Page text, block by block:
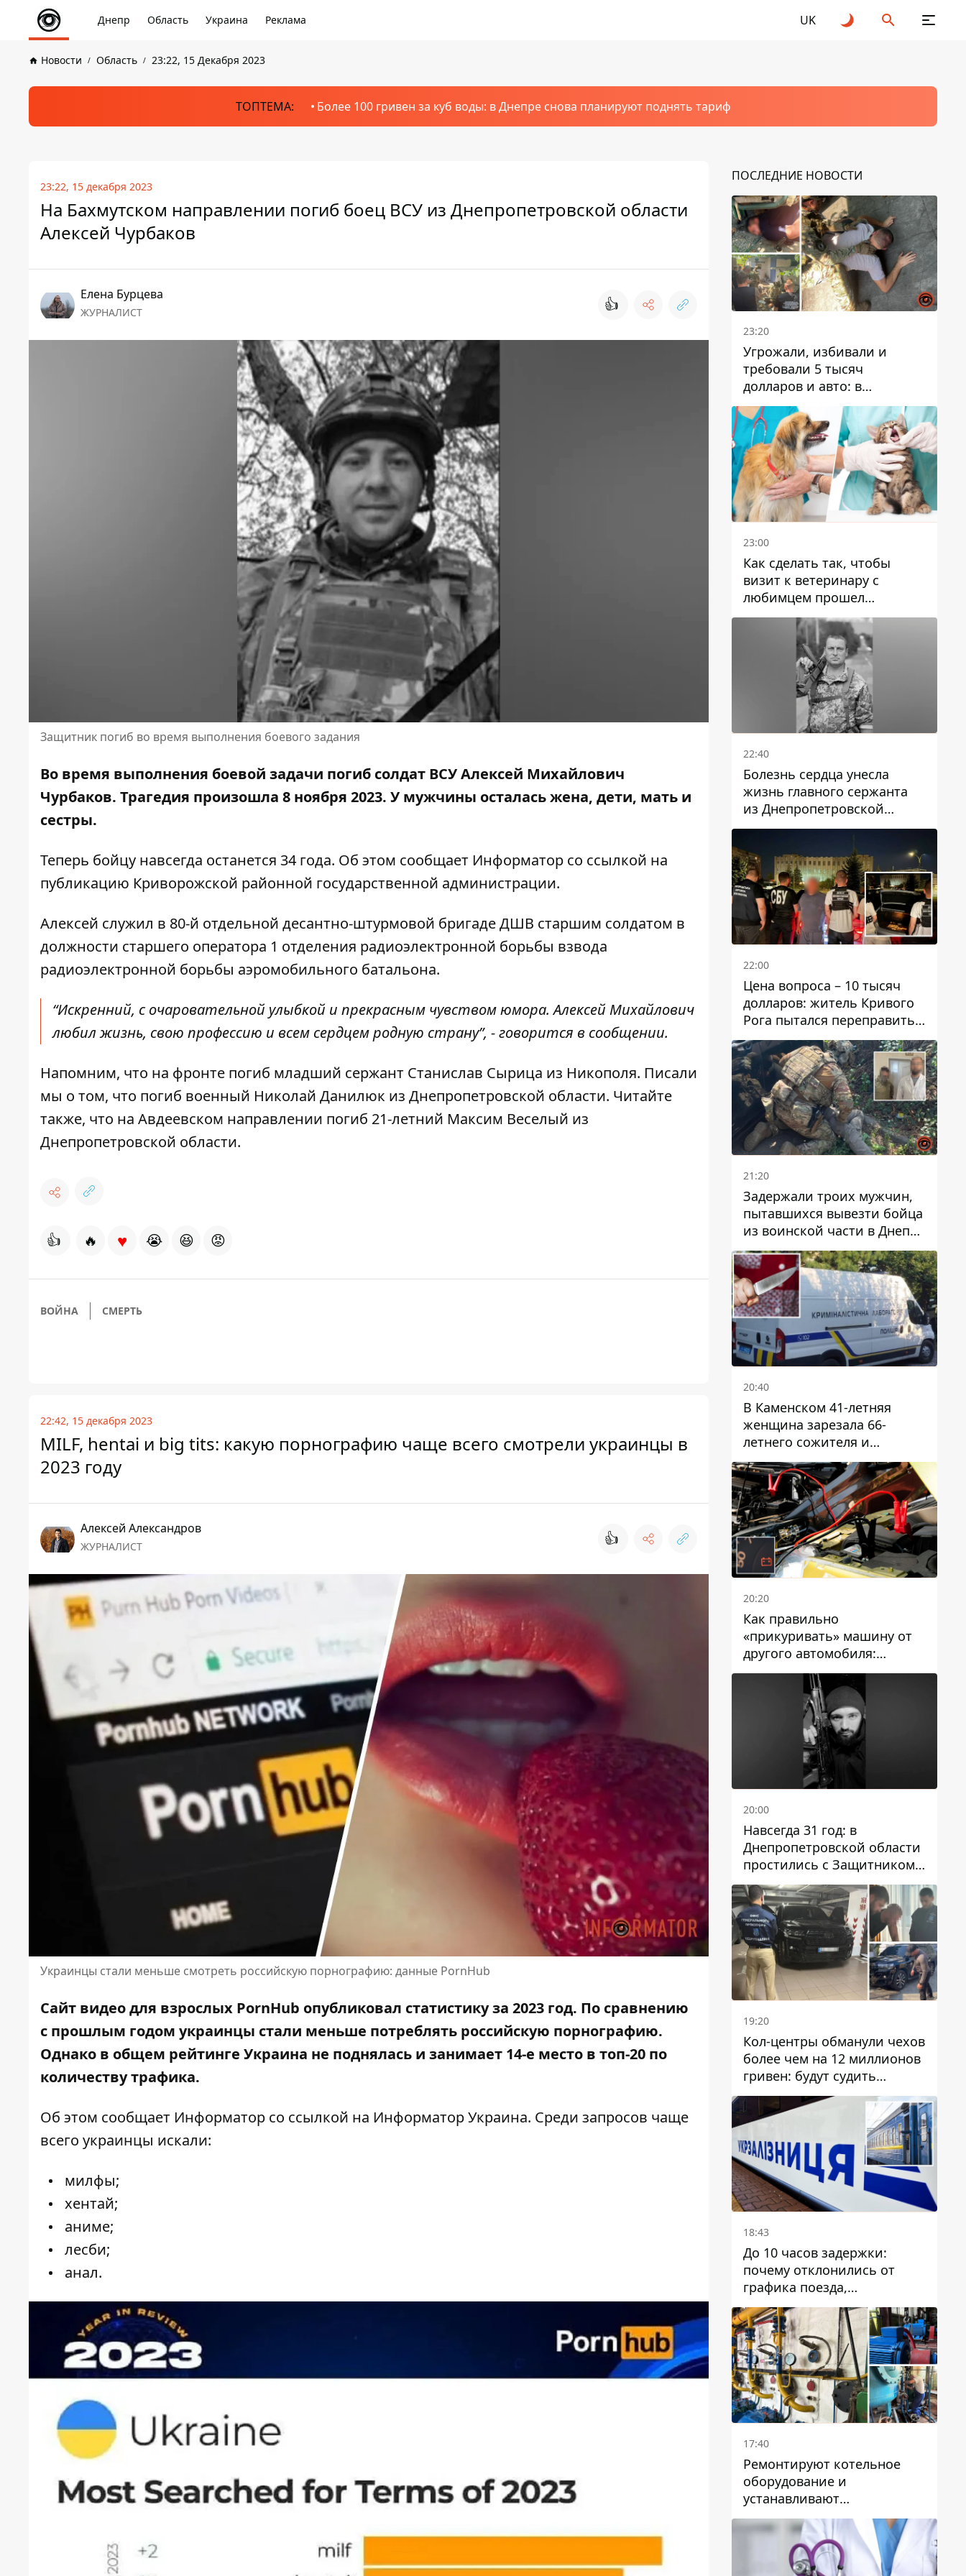
Днепр Область Украина Реклама UK
Новости Область 23:22, 15 Декабря 2023
ТОПТЕМА: Более 100 гривен за куб воды: в Днепре снова планируют поднять тариф
23:22, 15 декабря 2023
На Бахмутском направлении погиб боец ​​ВСУ из Днепропетровской области
Алексей Чурбаков
Елена Бурцева
ЖУРНАЛИСТ 👍
Защитник погиб во время выполнения боевого задания
Во время выполнения боевой задачи погиб солдат ВСУ Алексей Михайлович
Чурбаков. Трагедия произошла 8 ноября 2023. У мужчины осталась жена, дети, мать и
сестры.
Теперь бойцу навсегда останется 34 года. Об этом сообщает Информатор со ссылкой на
публикацию Криворожской районной государственной администрации.
Алексей служил в 80-й отдельной десантно-штурмовой бригаде ДШВ старшим солдатом в
должности старшего оператора 1 отделения радиоэлектронной борьбы взвода
радиоэлектронной борьбы аэромобильного батальона.
“Искренний, с очаровательной улыбкой и прекрасным чувством юмора. Алексей Михайлович
любил жизнь, свою профессию и всем сердцем родную страну”, - говорится в сообщении.
Напомним, что на фронте погиб младший сержант Станислав Сырица из Никополя. Писали
мы о том, что погиб военный Николай Данилюк из Днепропетровской области. Читайте
также, что на Авдеевском направлении погиб 21-летний Максим Веселый из
Днепропетровской области.
👍 🔥 ♥ 😭 😆 😡
ВОЙНА СМЕРТЬ
22:42, 15 декабря 2023
MILF, hentai и big tits: какую порнографию чаще всего смотрели украинцы в
2023 году
Алексей Александров
ЖУРНАЛИСТ 👍
Украинцы стали меньше смотреть российскую порнографию: данные PornHub
Сайт видео для взрослых PornHub опубликовал статистику за 2023 год. По сравнению
с прошлым годом украинцы стали меньше потреблять российскую порнографию.
Однако в общем рейтинге Украина не поднялась и занимает 14-е место в топ-20 по
количеству трафика.
Об этом сообщает Информатор со ссылкой на Информатор Украина. Среди запросов чаще
всего украинцы искали:
милфы;
хентай;
аниме;
лесби;
анал.
ПОСЛЕДНИЕ НОВОСТИ
23:20
Угрожали, избивали и
требовали 5 тысяч
долларов и авто: в
Павлограде задержали двух
мужчин
23:00
Как сделать так, чтобы
визит к ветеринару с
любимцем прошел
спокойно: простые советы
22:40
Болезнь сердца унесла
жизнь главного сержанта
из Днепропетровской
области Юрия Свистуна
22:00
Цена вопроса – 10 тысяч
долларов: житель Кривого
Рога пытался переправить
мужчину в Словакию
21:20
Задержали троих мужчин,
пытавшихся вывезти бойца
из воинской части в Днепр
за 7 тысяч долларов: среди
них был врач
20:40
В Каменском 41-летняя
женщина зарезала 66-
летнего сожителя и
пыталась обмануть
полицейских
20:20
Как правильно
«прикуривать» машину от
другого автомобиля:
инструкция для водителей
20:00
Навсегда 31 год: в
Днепропетровской области
простились с Защитником
Александром Репиным
19:20
Кол-центры обманули чехов
более чем на 12 миллионов
гривен: будут судить
днепрянина,
организовавшего
транснациональную
преступную организацию
18:43
До 10 часов задержки:
почему отклонились от
графика поезда,
курсирующие через Днепр
и область
17:40
Ремонтируют котельное
оборудование и
устанавливают
генераторные установки:
как в Днепре готовятся к
отопительному сезону